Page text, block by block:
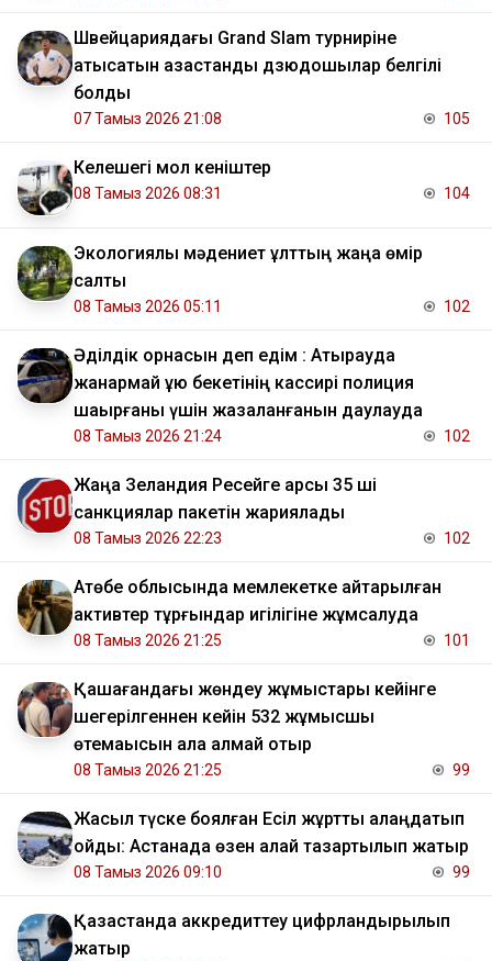
Швейцариядағы Grand Slam турниріне
қатысатын қазақстандық дзюдошылар белгілі
болды
07 Тамыз 2026 21:08 105
Келешегі мол кеніштер
08 Тамыз 2026 08:31 104
Экологиялық мәдениет ұлттың жаңа өмір
салты
08 Тамыз 2026 05:11 102
Әділдік орнасын деп едім : Атырауда
жанармай құю бекетінің кассирі полиция
шақырғаны үшін жазаланғанын даулауда
08 Тамыз 2026 21:24 102
Жаңа Зеландия Ресейге қарсы 35 ші
санкциялар пакетін жариялады
08 Тамыз 2026 22:23 102
​Ақтөбе облысында мемлекетке қайтарылған
активтер тұрғындар игілігіне жұмсалуда
08 Тамыз 2026 21:25 101
Қашағандағы жөндеу жұмыстары кейінге
шегерілгеннен кейін 532 жұмысшы
өтемақысын ала алмай отыр
08 Тамыз 2026 21:25 99
Жасыл түске боялған Есіл жұртты алаңдатып
қойды: Астанада өзен қалай тазартылып жатыр
08 Тамыз 2026 09:10 99
Қазақстанда аккредиттеу цифрландырылып
жатыр